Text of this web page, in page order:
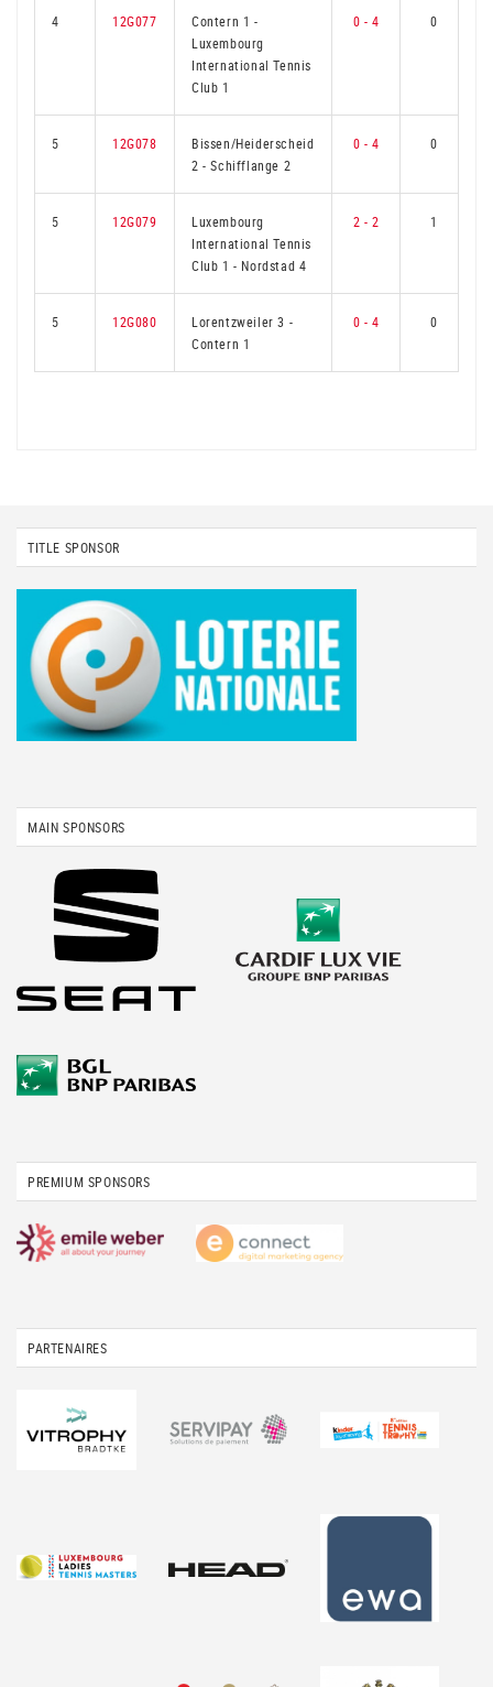
4 12G077 Contern 1 -
Luxembourg
International Tennis
Club 1
0 - 4 0
5 12G078
Bissen/Heiderscheid
2-Schifflange 2
0 - 4 0
5 12G079
Luxembourg
International Tennis
Club 1- Nordstad 4
2 - 2 1
5 12G080 Lorentzweiler 3 -
Contern 1
0 - 4 0
TITLE SPONSOR
MAIN SPONSORS
PREMIUM SPONSORS
PARTENAIRES